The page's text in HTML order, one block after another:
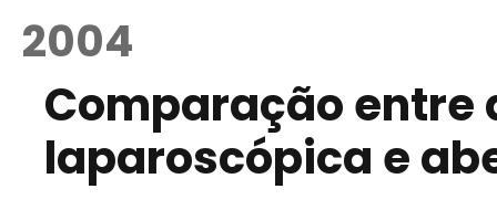
2004
Comparação entre
laparoscópica e